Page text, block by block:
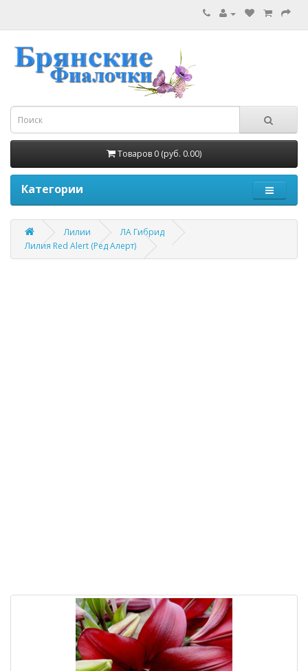
Товаров 0 (руб. 0.00)
Категории
Лилии
ЛА Гибрид
Лилия Red Alert (Ред Алерт)